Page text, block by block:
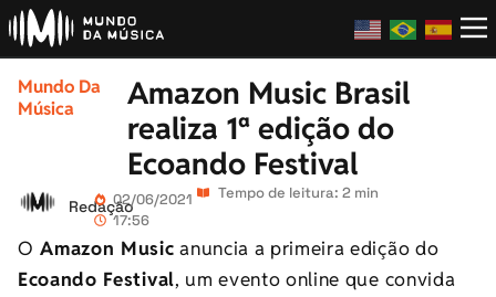
Mundo Da
Música
Amazon Music Brasil
realiza 1ª edição do
Ecoando Festival
Redação02/06/2021
17:56
Tempo de leitura: 2 min
O Amazon Music anuncia a primeira edição do
Ecoando Festival, um evento online que convida